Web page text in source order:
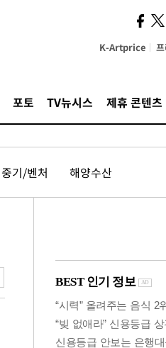
K-Artprice
포토 TV뉴시스 제휴 콘텐츠
중기/벤처 해양수산
시,